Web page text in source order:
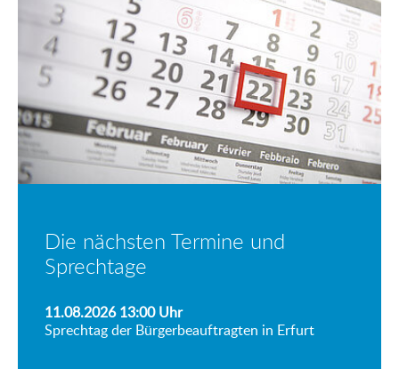
Die nächsten Termine und
Sprechtage
11.08.2026 13:00Uhr
Sprechtag der Bürgerbeauftragten in Erfurt